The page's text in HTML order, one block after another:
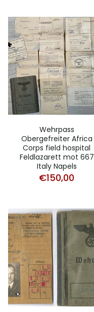
Wehrpass
Obergefreiter Africa
Corps field hospital
Feldlazarett mot 667
Italy Napels
€150,00